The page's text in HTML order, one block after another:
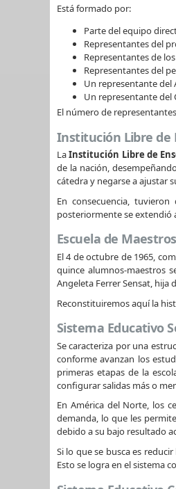
Está formado por:
Parte del equipo
Representantes del
Representantes de
Representantes del
Un representante del
Un representante del
El número de
Institución Libre de
LaInstitución Libre de
de la nación,
cátedra y negarse a ajustar
En consecuencia,
posteriormente se extendió
Escuela de
El 4 de octubre de 1965,
quince alumnos-maestros
Angeleta Ferrer Sensat, hija
Reconstituiremos aquí la
Sistema Educativo
Se caracteriza por una
conforme avanzan los
primeras etapas de la
configurar salidas más o
En América del Norte, los
demanda, lo que les
debido a su bajo resultado
Si lo que se busca es
Esto se logra en el sistema